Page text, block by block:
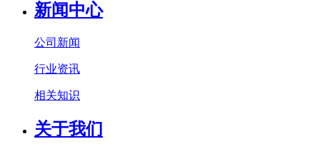
新闻中心
公司新闻
行业资讯
相关知识
关于我们